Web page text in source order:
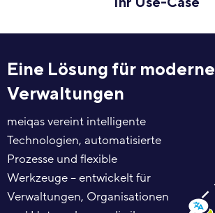
Eine Lösung für moderne
Verwaltungen
meiqas vereint intelligente
Technologien, automatisierte
Prozesse und flexible
Werkzeuge – entwickelt für
Verwaltungen, Organisationen